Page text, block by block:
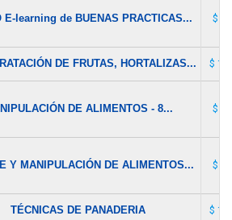
E-learning de BUENAS PRACTICAS... $
DE FRUTAS, HORTALIZAS... $
DE ALIMENTOS - 8... $
Y MANIPULACIÓN DE ALIMENTOS... $
TÉCNICAS DE PANADERIA $